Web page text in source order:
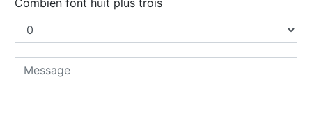
Combien font huit plus trois